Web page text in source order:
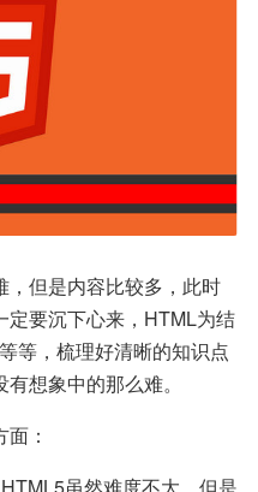
，但是内容比较多，此时
要沉下心来，HTML为结
等，梳理好清晰的知识点
想象中的那么难。
：
虽然难度不大，但是